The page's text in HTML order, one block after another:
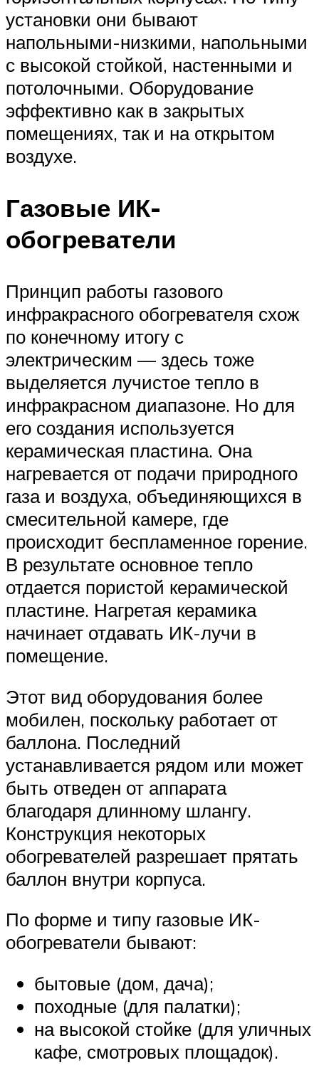
установки они бывают
напольными-низкими, напольными
с высокой стойкой, настенными и
потолочными. Оборудование
эффективно как в закрытых
помещениях, так и на открытом
воздухе.
Газовые ИК-
обогреватели
Принцип работы газового
инфракрасного обогревателя схож
по конечному итогу с
электрическим — здесь тоже
выделяется лучистое тепло в
инфракрасном диапазоне. Но для
его создания используется
керамическая пластина. Она
нагревается от подачи природного
газа и воздуха, объединяющихся в
смесительной камере, где
происходит беспламенное горение.
В результате основное тепло
отдается пористой керамической
пластине. Нагретая керамика
начинает отдавать ИК-лучи в
помещение.
Этот вид оборудования более
мобилен, поскольку работает от
баллона. Последний
устанавливается рядом или может
быть отведен от аппарата
благодаря длинному шлангу.
Конструкция некоторых
обогревателей разрешает прятать
баллон внутри корпуса.
По форме и типу газовые ИК-
обогреватели бывают:
бытовые (дом, дача);
походные (для палатки);
на высокой стойке (для уличных
кафе, смотровых площадок).